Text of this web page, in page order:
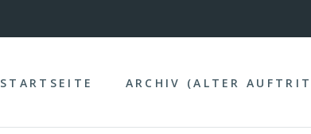
STARTSEITE ARCHIV (ALTER